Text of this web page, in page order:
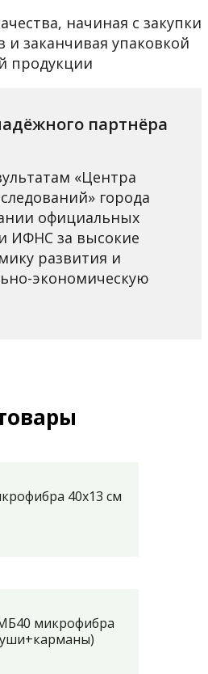
начиная с закупки
заканчивая упаковкой
продукции
партнёра
«Центра
города
официальных
ИФНС за высокие
развития и
экономическую
40х13 см
микрофибра